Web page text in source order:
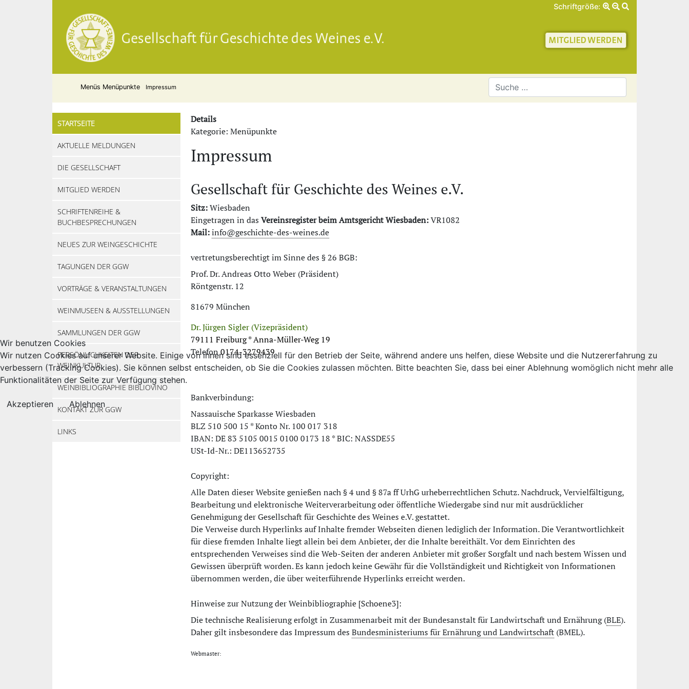
Schriftgröße:
Gesellschaft für Geschichte
Menüs Menüpunkte Impressum
STARTSEITE
AKTUELLE MELDUNGEN
DIE GESELLSCHAFT
MITGLIED WERDEN
SCHRIFTENREIHE &
BUCHBESPRECHUNGEN
NEUES ZUR WEINGESCHICHTE
TAGUNGEN DER GGW
VORTRÄGE & VERANSTALTUNGEN
WEINMUSEEN & AUSSTELLUNGEN
SAMMLUNGEN DER GGW
PERSÖNLICHKEITEN DER
WEINKULTUR
WEINBIBLIOGRAPHIE BIBLIOVINO
KONTAKT ZUR GGW
LINKS
Details
Kategorie: Menüpunkte
Impressum
Gesellschaft für Geschichte des Weines e.V.
Sitz:Wiesbaden
Eingetragen in das Vereinsregister beim Amtsgericht Wiesbaden:VR1082
Mail:info@geschichte-des-weines.de
vertretungsberechtigt im Sinne des § 26 BGB:
Prof. Dr. Andreas Otto Weber (Präsident)
Röntgenstr. 12
81679 München
Dr. Jürgen Sigler (Vizepräsident)
79111 Freiburg * Anna-Müller-Weg 19
Telefon0174-3279439
Bankverbindung:
Nassauische Sparkasse Wiesbaden
BLZ 510 500 15 * Konto Nr. 100 017 318
IBAN: DE 83 5105 0015 0100 0173 18 * BIC: NASSDE55
USt-Id-Nr.: DE113652735
Copyright:
Alle Daten dieser Website genießen nach § 4 und § 87a ff UrhG urheberrechtlichen Schutz. Nachdruck, Vervielfältigung,
Bearbeitung und elektronische Weiterverarbeitung oder öffentliche Wiedergabe sind nur mit ausdrücklicher
Genehmigung der Gesellschaft für Geschichte des Weines e.V. gestattet.
Die Verweise durch Hyperlinks auf Inhalte fremder Webseiten dienen lediglich der Information. Die Verantwortlichkeit
für diese fremden Inhalte liegt allein bei dem Anbieter, der die Inhalte bereithält. Vor dem Einrichten des
entsprechenden Verweises sind die Web-Seiten der anderen Anbieter mit großer Sorgfalt und nach bestem Wissen und
Gewissen überprüft worden. Es kann jedoch keine Gewähr für die Vollständigkeit und Richtigkeit von Informationen
übernommen werden, die über weiterführende Hyperlinks erreicht werden.
Hinweise zur Nutzung der Weinbibliographie [Schoene3]:
Die technische Realisierung erfolgt in Zusammenarbeit mit der Bundesanstalt für Landwirtschaft und Ernährung (BLE).
Daher gilt insbesondere das Impressum des Bundesministeriums für Ernährung und Landwirtschaft (BMEL).
Webmaster:
Wir benutzen Cookies
Wir nutzen Cookies auf unserer Website. Einige von ihnen sind essenziell für den Betrieb der Seite, während andere uns helfen, diese Website und die Nutzererfahrung zu
verbessern (Tracking Cookies). Sie können selbst entscheiden, ob Sie die Cookies zulassen möchten. Bitte beachten Sie, dass bei einer Ablehnung womöglich nicht mehr alle
Funktionalitäten der Seite zur Verfügung stehen.
Akzeptieren Ablehnen